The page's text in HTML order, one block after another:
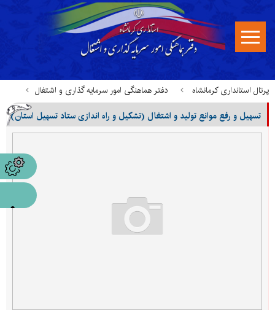
پرتال استانداری کرمانشاه دفتر هماهنگی امور سرمایه گذاری و اشتغال
خدمات قابل ارائه در میز خدمت
تسهیل و رفع موانع تولید و اشتغال (تشکیل و راه اندازی ستاد تسهیل استان)